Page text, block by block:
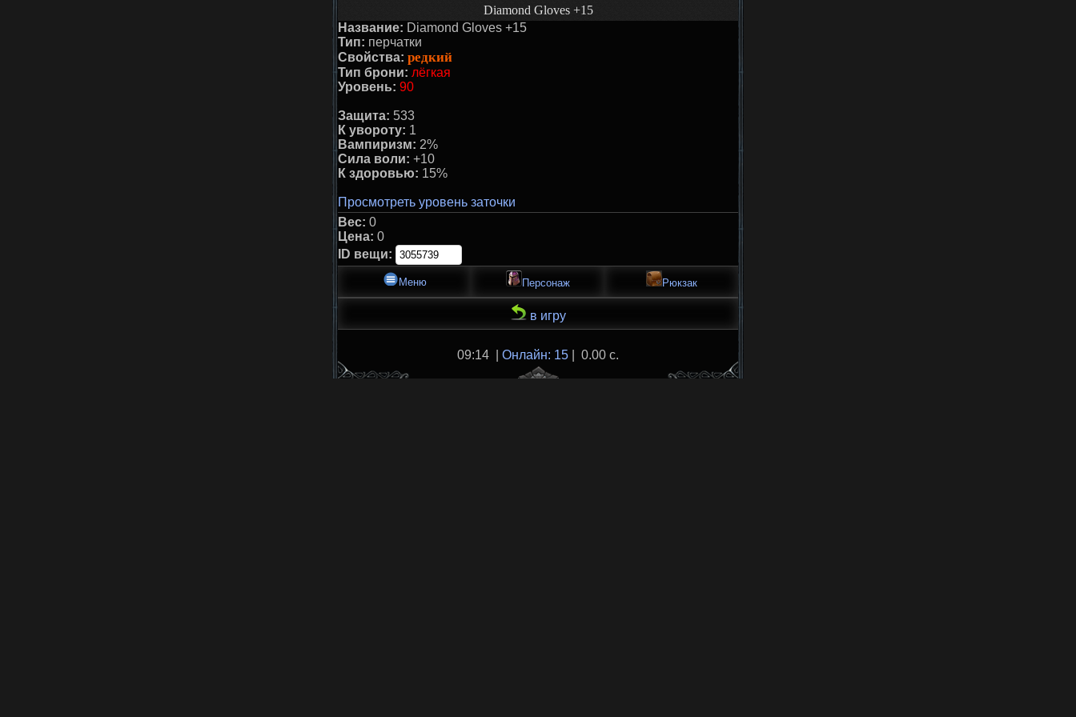
Diamond Gloves +15
Название: Diamond Gloves +15
Тип: перчатки
Свойства: редкий
Тип брони: лёгкая
Уровень: 90
Защита: 533
К увороту: 1
Вампиризм: 2%
Сила воли: +10
К здоровью: 15%
Просмотреть уровень заточки
Вес: 0
Цена: 0
ID вещи:
Меню Персонаж Рюкзак
в игру
09:14 | Онлайн: 15 | 0.00 с.